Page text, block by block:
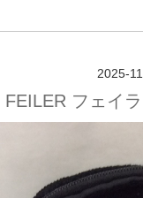
2025-
FEILER フェイ